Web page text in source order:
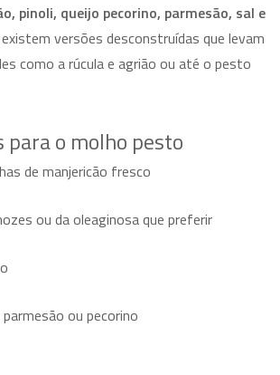
pinoli, queijo pecorino, parmesão, sal e
versões desconstruídas que levam
como a rúcula e agrião ou até o pesto
o molho pesto
de manjericão fresco
ou da oleaginosa que preferir
ou pecorino